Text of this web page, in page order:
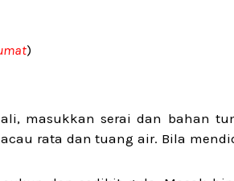
)
masukkan serai dan bahan
rata dan tuang air. Bila